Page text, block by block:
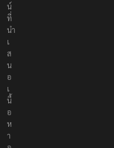
ที่
นำ
เ
ส
น
อ
เ
นื้
อ
ห
า
อ